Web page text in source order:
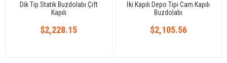
Dik Tip Statik Buzdolabı Çift
Kapılı
$2,228.15
İki Kapılı Depo Tipi Cam Kapılı
Buzdolabı
$2,105.56